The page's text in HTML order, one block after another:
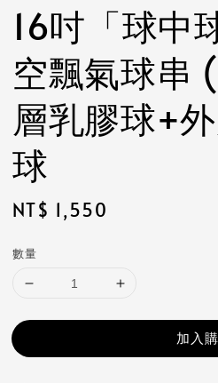
16吋「球中
空飄氣球串
層乳膠球+
球
Regular
NT$ 1,550
數量
加入